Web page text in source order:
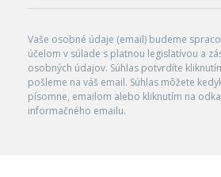
Vaše osobné údaje (email) budeme
účelom v súlade s platnou legislatívou a
osobných údajov. Súhlas potvrdíte
pošleme na váš email. Súhlas môžete
písomne, emailom alebo kliknutím na
informačného emailu.